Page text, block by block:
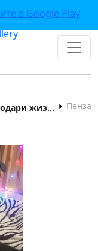
Волонтерское сообщество "Подари жизнь" Пенза